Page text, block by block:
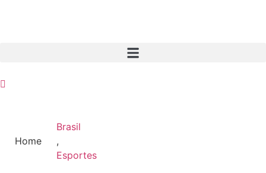
Home
Brasil
,
Esportes